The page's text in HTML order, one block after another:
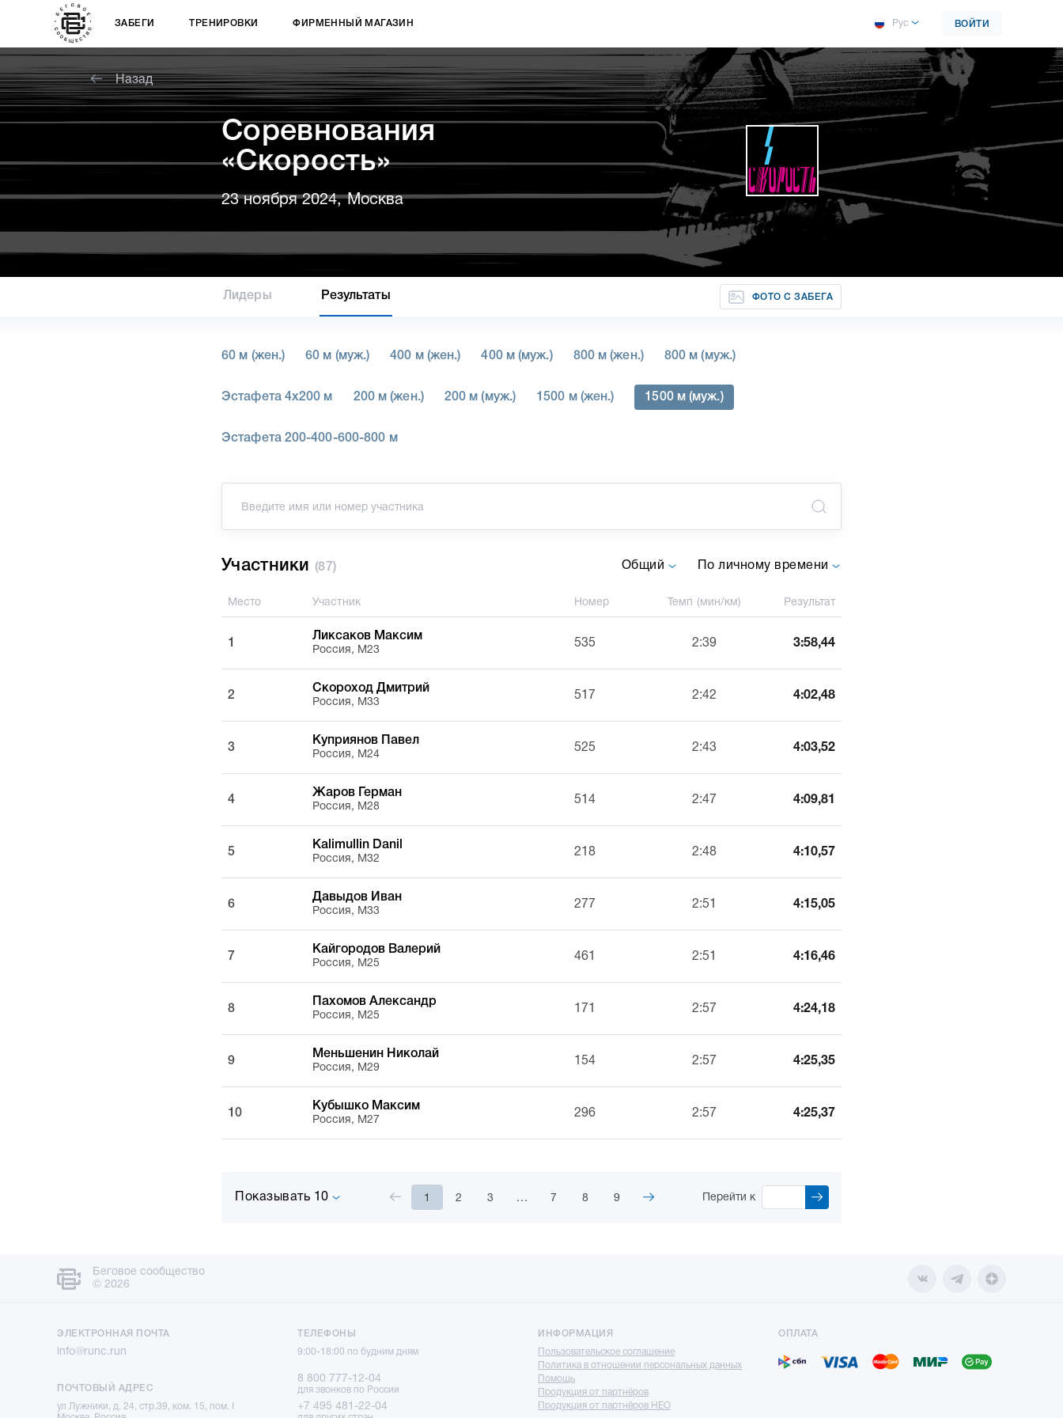
ЗАБЕГИ ТРЕНИРОВКИ ФИРМЕННЫЙ МАГАЗИН Рус ВОЙТИ
Назад
Соревнования
«Скорость»
23 ноября 2024, Москва
Лидеры Результаты ФОТО С ЗАБЕГА
60 м (жен.) 60 м (муж.) 400 м (жен.) 400 м (муж.) 800 м (жен.) 800 м (муж.)
Эстафета 4х200 м 200 м (жен.) 200 м (муж.) 1500 м (жен.) 1500 м (муж.)
Эстафета 200-400-600-800 м
Участники (87) Общий По личному времени
Место Участник Номер Темп (мин/км) Результат
1
Ликсаков Максим
Россия, М23
535 2:39 3:58,44
2
Скороход Дмитрий
Россия, М33
517 2:42 4:02,48
3
Куприянов Павел
Россия, М24
525 2:43 4:03,52
4
Жаров Герман
Россия, М28
514 2:47 4:09,81
5
Kalimullin Danil
Россия, М32
218 2:48 4:10,57
6
Давыдов Иван
Россия, М33
277 2:51 4:15,05
7
Кайгородов Валерий
Россия, М25
461 2:51 4:16,46
8
Пахомов Александр
Россия, М25
171 2:57 4:24,18
9
Меньшенин Николай
Россия, М29
154 2:57 4:25,35
10
Кубышко Максим
Россия, М27
296 2:57 4:25,37
Показывать 10 1 2 3 ... 7 8 9 Перейти к
Беговое сообщество
© 2026
ЭЛЕКТРОННАЯ ПОЧТА
info@runc.run
ПОЧТОВЫЙ АДРЕС
ул Лужники, д. 24, стр.39, ком. 15, пом. I
ТЕЛЕФОНЫ
9:00-18:00 по будним дням
8 800 777-12-04
для звонков по России
+7 495 481-22-04
ИНФОРМАЦИЯ
Пользовательское соглашение
Политика в отношении персональных данных
Помощь
Продукция от партнёров
Продукция от партнёров НЕО
ОПЛАТА